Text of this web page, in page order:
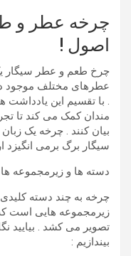
چرخه عطر و
اصول !
چرخ طعم و عطر
عطرهای مختلف موجود
. با تقسیم این یادداشت
مندان کمک می کند تا
بیان کنند . چرخه یک
سیگار برگ برمی انگیزد
دسته ها و زیرمجموعه
چرخه به چند دسته
زیرمجموعه هایی است
تصویر می کشد . بیایید
بیندازیم :